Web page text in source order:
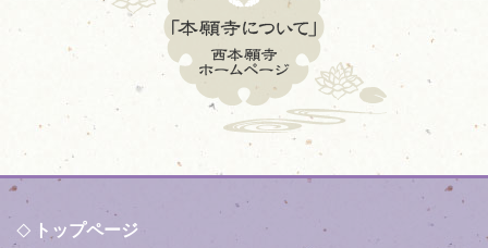
トップページ